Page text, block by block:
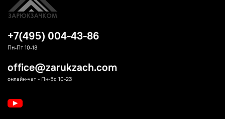
+7(495) 004-43-86
Пн-Пт 10-18
office@zarukzach.com
онлайн-чат - Пн-Вс 10-23